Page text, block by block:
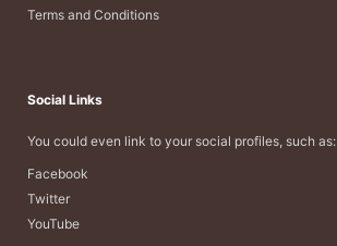
Terms and Conditions
Social Links
You could even link to your social profiles, such as:
Facebook
Twitter
YouTube